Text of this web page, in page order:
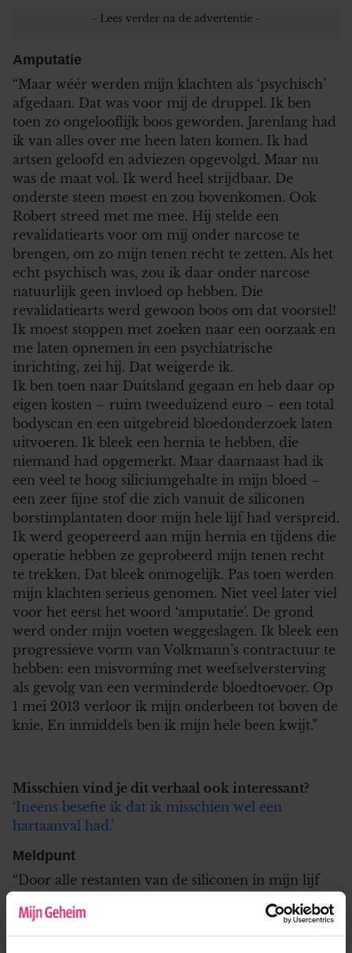
Amputatie
“Maar wéér werden mijn klachten als ‘psychisch’
afgedaan. Dat was voor mij de druppel. Ik ben
toen zo ongelooflijk boos geworden. Jarenlang had
ik van alles over me heen laten komen. Ik had
artsen geloofd en adviezen opgevolgd. Maar nu
was de maat vol. Ik werd heel strijdbaar. De
onderste steen moest en zou bovenkomen. Ook
Robert streed met me mee. Hij stelde een
revalidatiearts voor om mij onder narcose te
brengen, om zo mijn tenen recht te zetten. Als het
echt psychisch was, zou ik daar onder narcose
natuurlijk geen invloed op hebben. Die
revalidatiearts werd gewoon boos om dat voorstel!
Ik moest stoppen met zoeken naar een oorzaak en
me laten opnemen in een psychiatrische
inrichting, zei hij. Dat weigerde ik.
Ik ben toen naar Duitsland gegaan en heb daar op
eigen kosten – ruim tweeduizend euro – een total
bodyscan en een uitgebreid bloedonderzoek laten
uitvoeren. Ik bleek een hernia te hebben, die
niemand had opgemerkt. Maar daarnaast had ik
een veel te hoog siliciumgehalte in mijn bloed –
een zeer fijne stof die zich vanuit de siliconen
borstimplantaten door mijn hele lijf had verspreid.
Ik werd geopereerd aan mijn hernia en tijdens die
operatie hebben ze geprobeerd mijn tenen recht
te trekken. Dat bleek onmogelijk. Pas toen werden
mijn klachten serieus genomen. Niet veel later viel
voor het eerst het woord ‘amputatie’. De grond
werd onder mijn voeten weggeslagen. Ik bleek een
progressieve vorm van Volkmann’s contractuur te
hebben: een misvorming met weefselversterving
als gevolg van een verminderde bloedtoevoer. Op
1 mei 2013 verloor ik mijn onderbeen tot boven de
knie. En inmiddels ben ik mijn hele been kwijt.”
Misschien vind je dit verhaal ook interessant?
‘Ineens besefte ik dat ik misschien wel een
hartaanval had.’
Meldpunt
“Door alle restanten van de siliconen in mijn lijf
nog en ik moet drie keer per dag mijn longen
opblazen met een speciaal apparaat om te